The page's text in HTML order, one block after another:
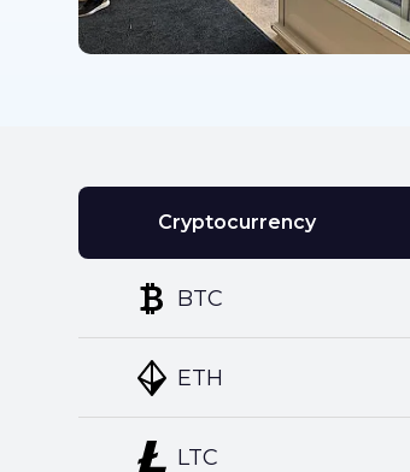
Cryptocurrency
BTC
ETH
LTC